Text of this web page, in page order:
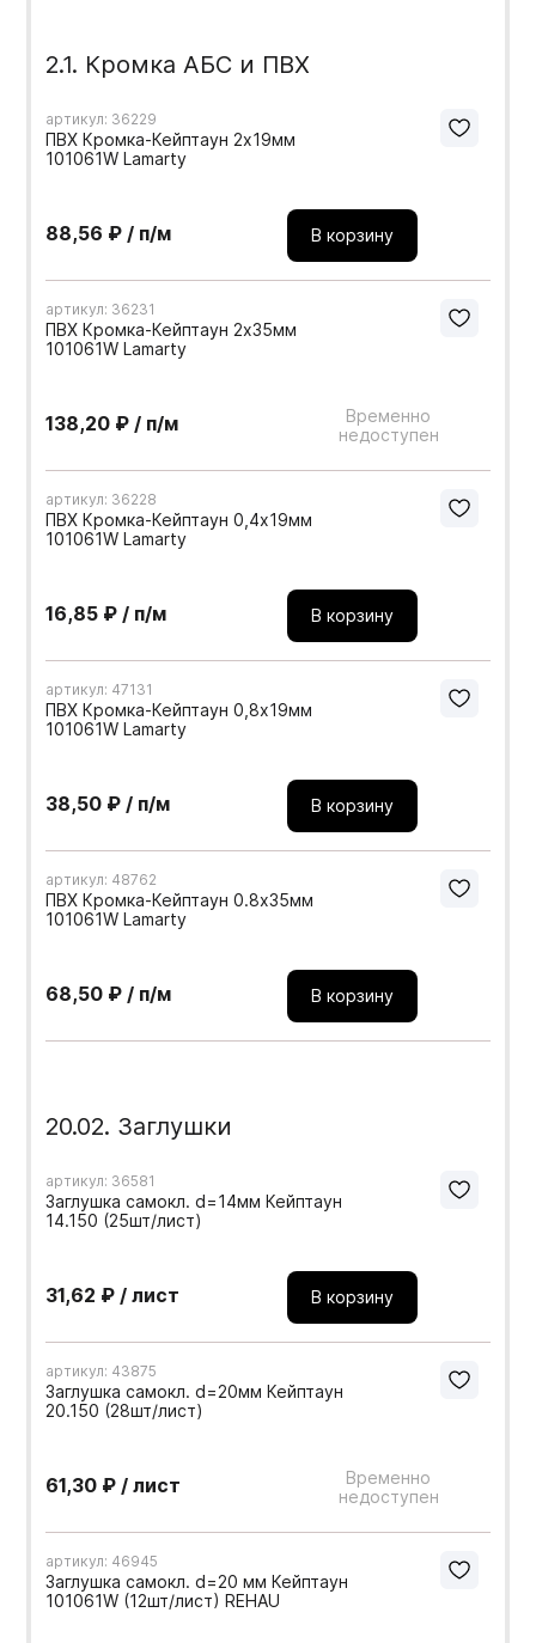
2.1. Кромка АБС и ПВХ
артикул: 36229
ПВХ Кромка-Кейптаун 2х19мм
101061W Lamarty
88,56 ₽ / п/м В корзину
артикул: 36231
ПВХ Кромка-Кейптаун 2х35мм
101061W Lamarty
138,20 ₽ / п/м
Временно
недоступен
артикул: 36228
ПВХ Кромка-Кейптаун 0,4х19мм
101061W Lamarty
16,85 ₽ / п/м В корзину
артикул: 47131
ПВХ Кромка-Кейптаун 0,8х19мм
101061W Lamarty
38,50 ₽ / п/м В корзину
артикул: 48762
ПВХ Кромка-Кейптаун 0.8х35мм
101061W Lamarty
68,50 ₽ / п/м В корзину
20.02. Заглушки
артикул: 36581
Заглушка самокл. d=14мм Кейптаун
14.150 (25шт/лист)
31,62 ₽ / лист В корзину
артикул: 43875
Заглушка самокл. d=20мм Кейптаун
20.150 (28шт/лист)
61,30 ₽ / лист
Временно
недоступен
артикул: 46945
Заглушка самокл. d=20 мм Кейптаун
101061W (12шт/лист) REHAU